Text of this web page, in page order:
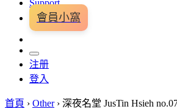
Support
會員小窩
注册
登入
首頁 › Other › 深夜名堂 JusTin Hsieh